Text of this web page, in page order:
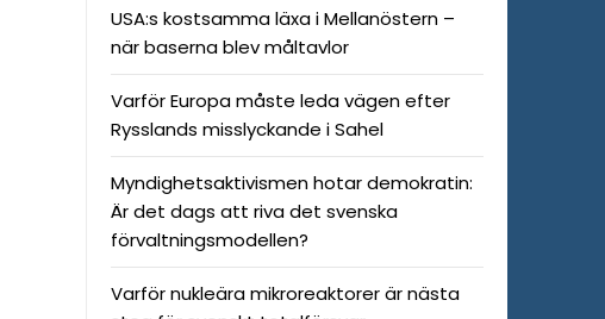
USA:s kostsamma läxa i Mellanöstern –
när baserna blev måltavlor
Varför Europa måste leda vägen efter
Rysslands misslyckande i Sahel
Myndighetsaktivismen hotar demokratin:
Är det dags att riva det svenska
förvaltningsmodellen?
Varför nukleära mikroreaktorer är nästa